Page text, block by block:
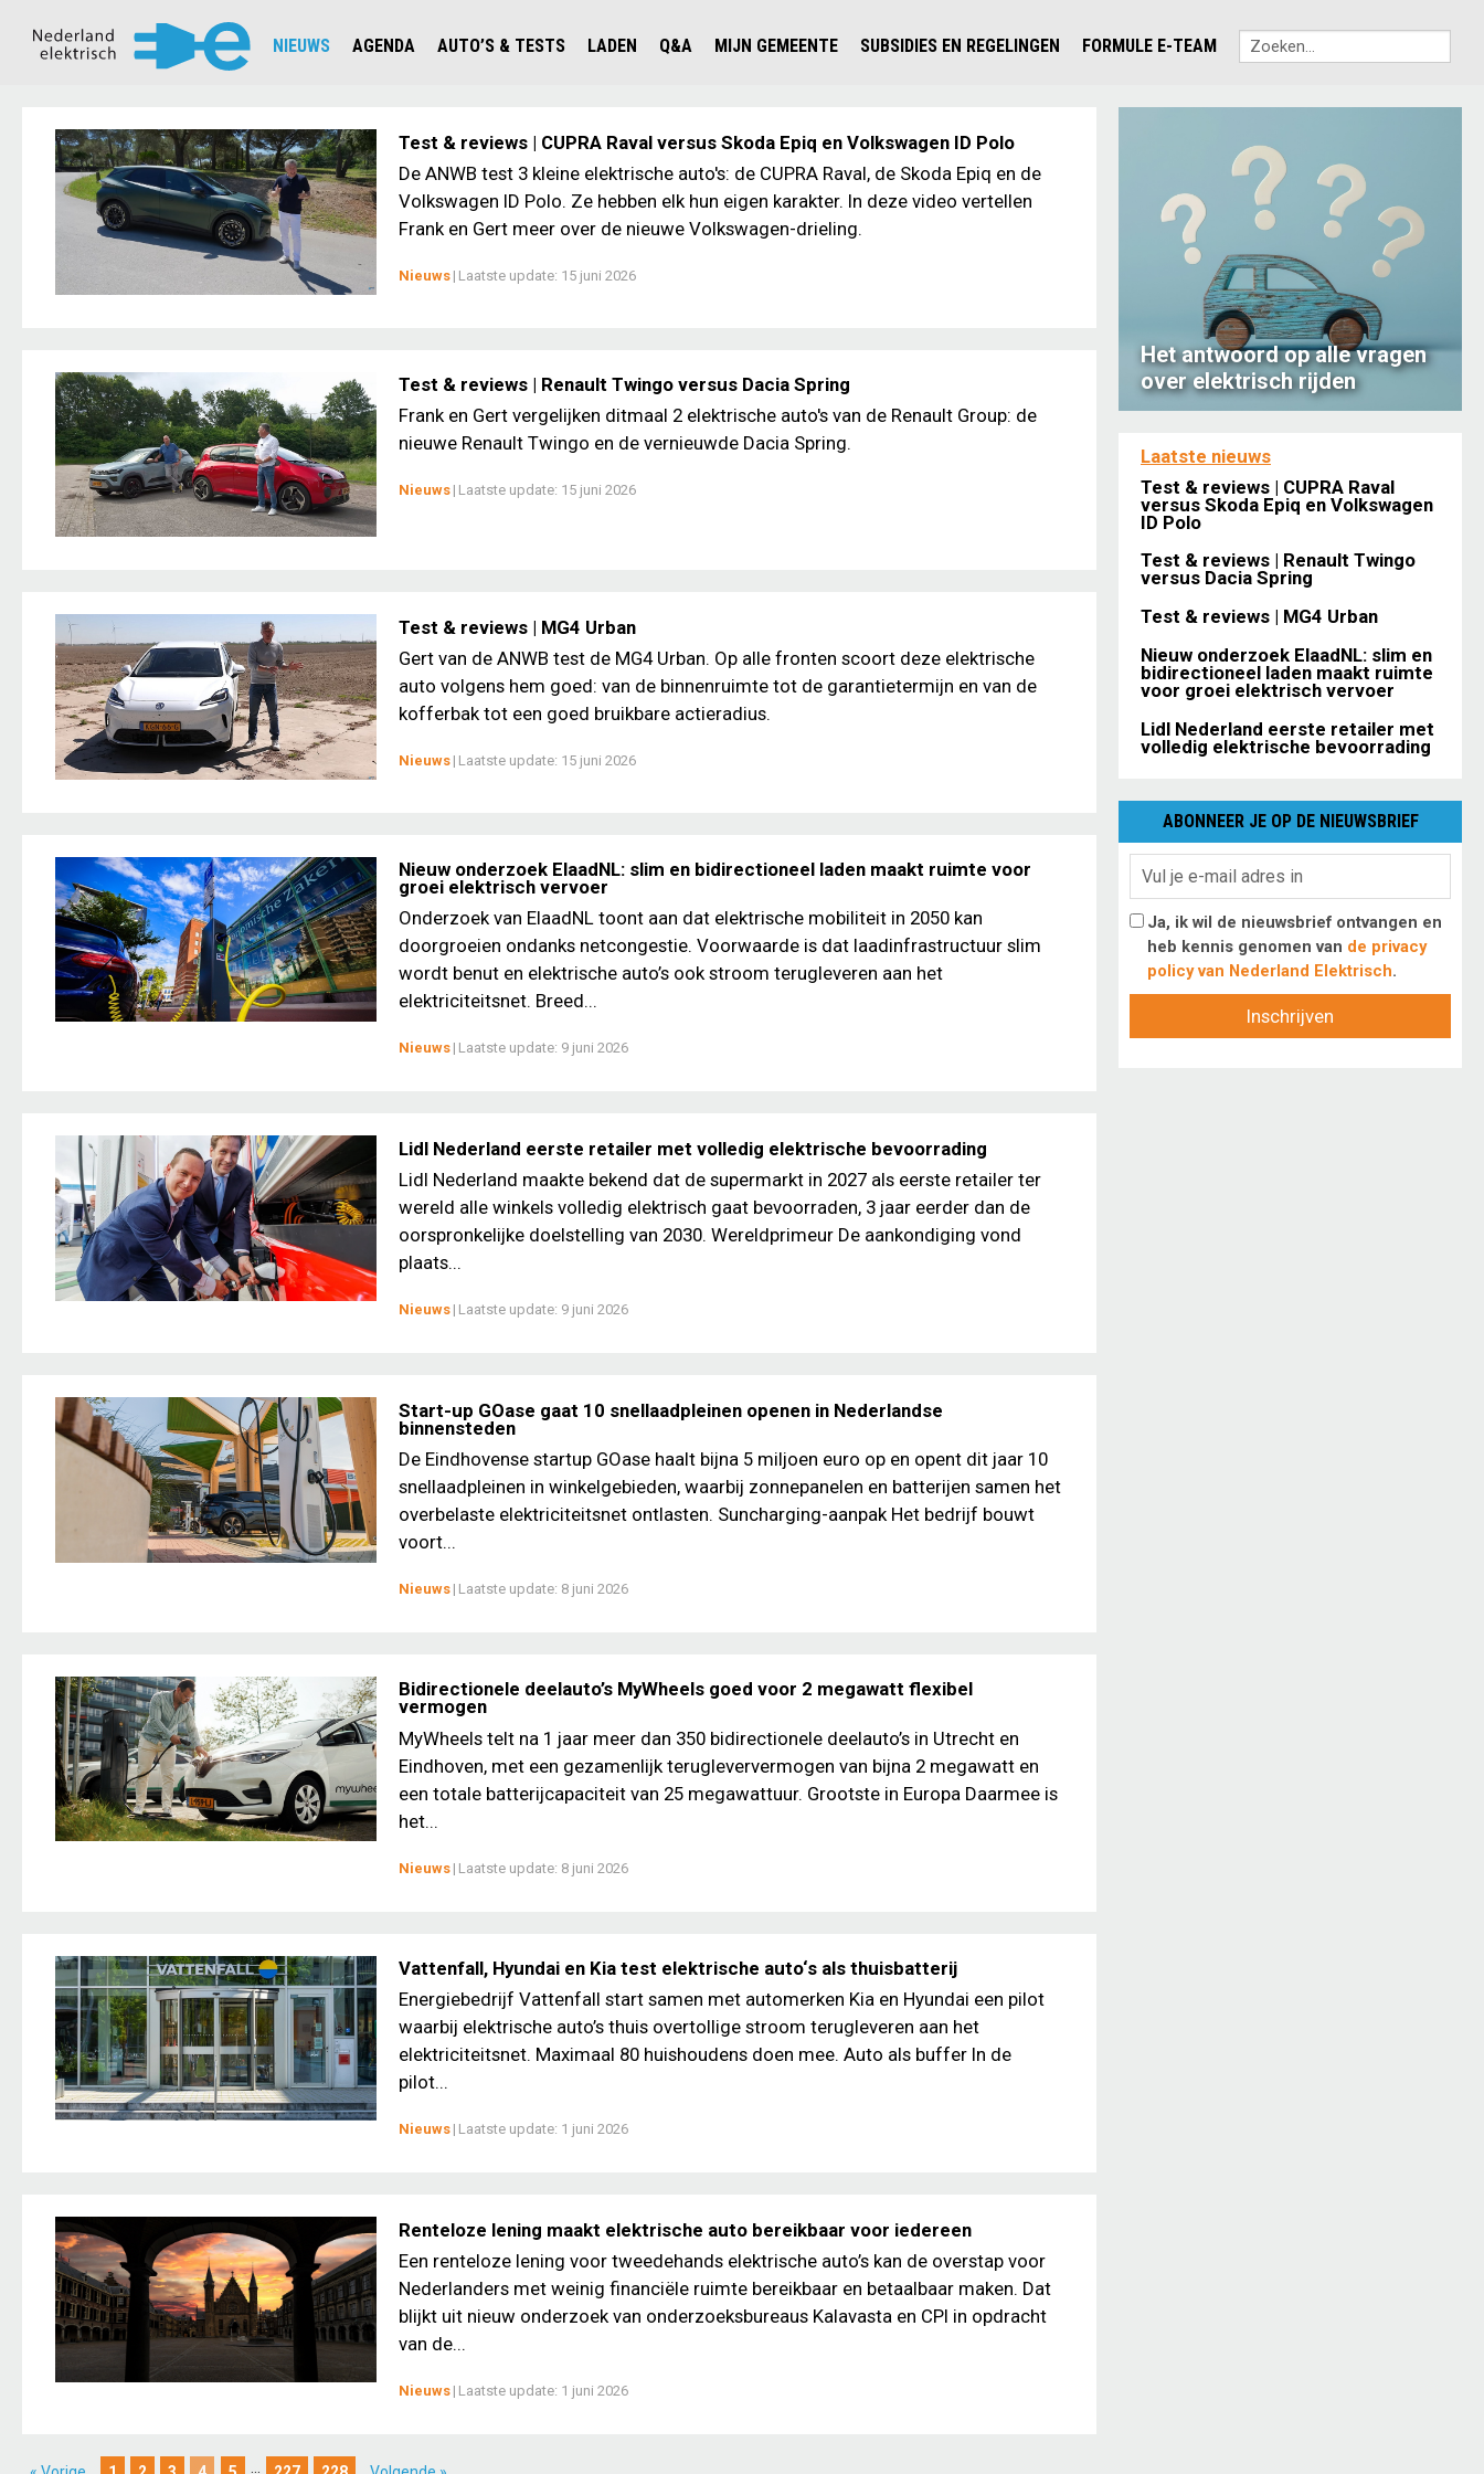
NIEUWS
CIJFERS EN STATISTIEKEN EV'S IN NEDERLAND
AANMELDEN NIEUWSBRIEF
AGENDA
AUTO’S & TESTS
JOUW VOLGENDE AUTO ELEKTRISCH?
LADEN
Q&A
OPLADEN
SLIM LADEN
MIJN GEMEENTE
VVE
SUBSIDIES EN REGELINGEN FORMULE E-TEAM
Test & reviews | CUPRA Raval versus Skoda Epiq en Volkswagen ID Polo
De ANWB test 3 kleine elektrische auto's: de CUPRA Raval, de Skoda Epiq en de
Volkswagen ID Polo. Ze hebben elk hun eigen karakter. In deze video vertellen
Frank en Gert meer over de nieuwe Volkswagen-drieling.
Nieuws | Laatste update: 15 juni 2026
Test & reviews | Renault Twingo versus Dacia Spring
Frank en Gert vergelijken ditmaal 2 elektrische auto's van de Renault Group: de
nieuwe Renault Twingo en de vernieuwde Dacia Spring.
Nieuws | Laatste update: 15 juni 2026
Test & reviews | MG4 Urban
Gert van de ANWB test de MG4 Urban. Op alle fronten scoort deze elektrische
auto volgens hem goed: van de binnenruimte tot de garantietermijn en van de
kofferbak tot een goed bruikbare actieradius.
Nieuws | Laatste update: 15 juni 2026
Nieuw onderzoek ElaadNL: slim en bidirectioneel laden maakt ruimte voor
groei elektrisch vervoer
Onderzoek van ElaadNL toont aan dat elektrische mobiliteit in 2050 kan
doorgroeien ondanks netcongestie. Voorwaarde is dat laadinfrastructuur slim
wordt benut en elektrische auto’s ook stroom terugleveren aan het
elektriciteitsnet. Breed...
Nieuws | Laatste update: 9 juni 2026
Lidl Nederland eerste retailer met volledig elektrische bevoorrading
Lidl Nederland maakte bekend dat de supermarkt in 2027 als eerste retailer ter
wereld alle winkels volledig elektrisch gaat bevoorraden, 3 jaar eerder dan de
oorspronkelijke doelstelling van 2030. Wereldprimeur De aankondiging vond
plaats...
Nieuws | Laatste update: 9 juni 2026
Start-up GOase gaat 10 snellaadpleinen openen in Nederlandse
binnensteden
De Eindhovense startup GOase haalt bijna 5 miljoen euro op en opent dit jaar 10
snellaadpleinen in winkelgebieden, waarbij zonnepanelen en batterijen samen het
overbelaste elektriciteitsnet ontlasten. Suncharging-aanpak Het bedrijf bouwt
voort...
Nieuws | Laatste update: 8 juni 2026
Bidirectionele deelauto’s MyWheels goed voor 2 megawatt flexibel
vermogen
MyWheels telt na 1 jaar meer dan 350 bidirectionele deelauto’s in Utrecht en
Eindhoven, met een gezamenlijk terugleververmogen van bijna 2 megawatt en
een totale batterijcapaciteit van 25 megawattuur. Grootste in Europa Daarmee is
het...
Nieuws | Laatste update: 8 juni 2026
Vattenfall, Hyundai en Kia test elektrische auto‘s als thuisbatterij
Energiebedrijf Vattenfall start samen met automerken Kia en Hyundai een pilot
waarbij elektrische auto’s thuis overtollige stroom terugleveren aan het
elektriciteitsnet. Maximaal 80 huishoudens doen mee. Auto als buffer In de
pilot...
Nieuws | Laatste update: 1 juni 2026
Renteloze lening maakt elektrische auto bereikbaar voor iedereen
Een renteloze lening voor tweedehands elektrische auto’s kan de overstap voor
Nederlanders met weinig financiële ruimte bereikbaar en betaalbaar maken. Dat
blijkt uit nieuw onderzoek van onderzoeksbureaus Kalavasta en CPI in opdracht
van de...
Nieuws | Laatste update: 1 juni 2026
...
Het antwoord op alle vragen
over elektrisch rijden
Laatste nieuws
Test & reviews | CUPRA Raval
versus Skoda Epiq en Volkswagen
ID Polo
Test & reviews | Renault Twingo
versus Dacia Spring
Test & reviews | MG4 Urban
Nieuw onderzoek ElaadNL: slim en
bidirectioneel laden maakt ruimte
voor groei elektrisch vervoer
Lidl Nederland eerste retailer met
volledig elektrische bevoorrading
ABONNEER JE OP DE NIEUWSBRIEF
Ja, ik wil de nieuwsbrief ontvangen en
heb kennis genomen van de privacy
policy van Nederland Elektrisch.
Inschrijven